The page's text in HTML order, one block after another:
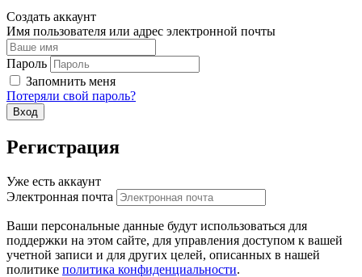
Создать аккаунт
Имя пользователя или адрес электронной почты
Пароль
Запомнить меня
Потеряли свой пароль?
Регистрация
Уже есть аккаунт
Электронная почта
Ваши персональные данные будут использоваться для
поддержки на этом сайте, для управления доступом к вашей
учетной записи и для других целей, описанных в нашей
политике политика конфиденциальности.